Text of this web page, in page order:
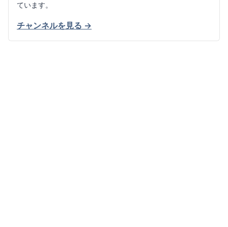
ています。
チャンネルを見る →